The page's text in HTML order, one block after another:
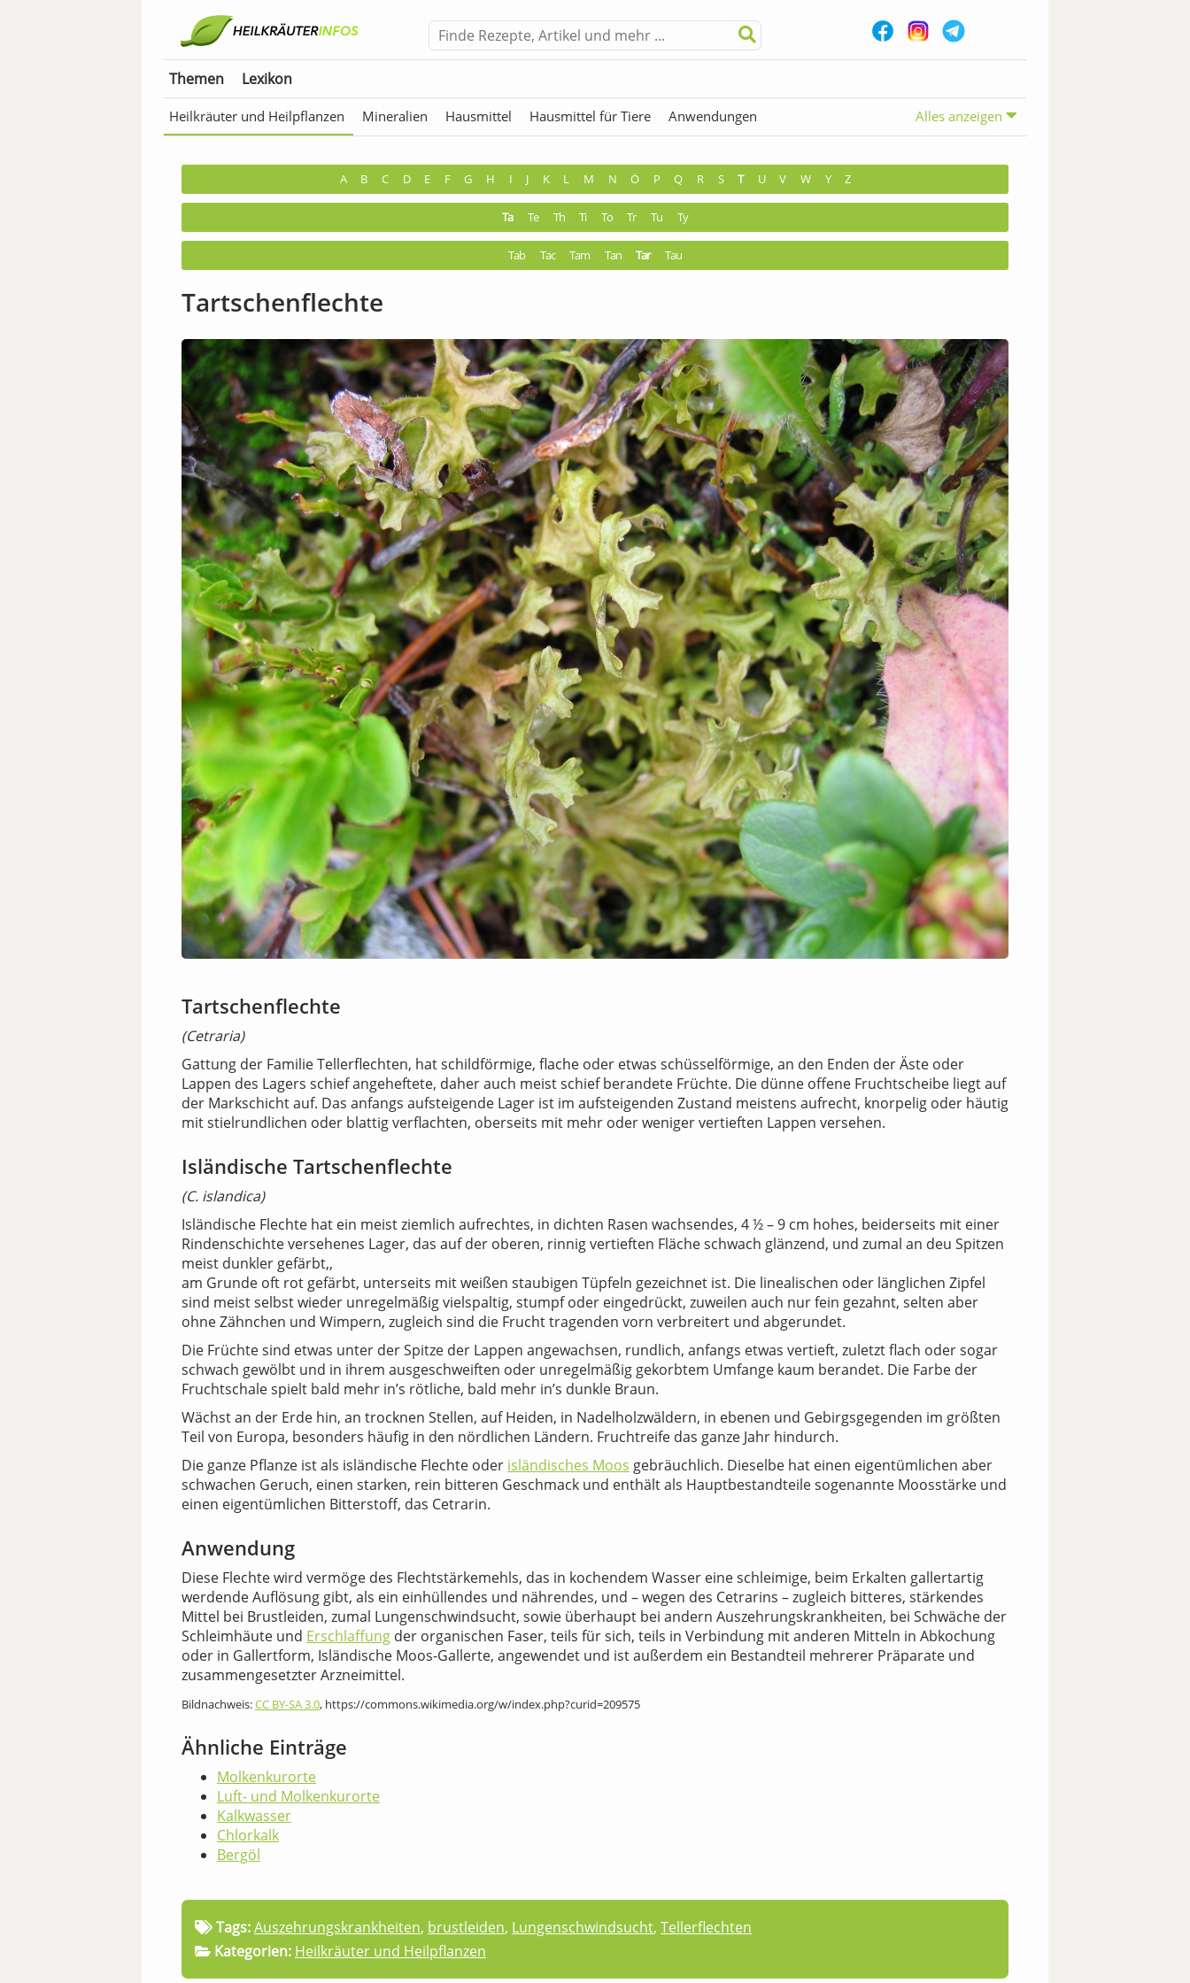
Themen Lexikon
Heilkräuter und Heilpflanzen Mineralien Hausmittel Hausmittel für Tiere Anwendungen Alles anzeigen
A B C D E F G H I J K L M N Ö P Q R S T U V W Y Z
Ta Te Th Ti To Tr Tu Ty
Tab Tac Tam Tan Tar Tau
Tartschenflechte
Tartschenflechte
(Cetraria)
Gattung der Familie Tellerflechten, hat schildförmige, flache oder etwas schüsselförmige, an den Enden der Äste oder
Lappen des Lagers schief angeheftete, daher auch meist schief berandete Früchte. Die dünne offene Fruchtscheibe liegt auf
der Markschicht auf. Das anfangs aufsteigende Lager ist im aufsteigenden Zustand meistens aufrecht, knorpelig oder häutig
mit stielrundlichen oder blattig verflachten, oberseits mit mehr oder weniger vertieften Lappen versehen.
Isländische Tartschenflechte
(C. islandica)
Isländische Flechte hat ein meist ziemlich aufrechtes, in dichten Rasen wachsendes, 4 ½ – 9 cm hohes, beiderseits mit einer
Rindenschichte versehenes Lager, das auf der oberen, rinnig vertieften Fläche schwach glänzend, und zumal an deu Spitzen
meist dunkler gefärbt,,
am Grunde oft rot gefärbt, unterseits mit weißen staubigen Tüpfeln gezeichnet ist. Die linealischen oder länglichen Zipfel
sind meist selbst wieder unregelmäßig vielspaltig, stumpf oder eingedrückt, zuweilen auch nur fein gezahnt, selten aber
ohne Zähnchen und Wimpern, zugleich sind die Frucht tragenden vorn verbreitert und abgerundet.
Die Früchte sind etwas unter der Spitze der Lappen angewachsen, rundlich, anfangs etwas vertieft, zuletzt flach oder sogar
schwach gewölbt und in ihrem ausgeschweiften oder unregelmäßig gekorbtem Umfange kaum berandet. Die Farbe der
Fruchtschale spielt bald mehr in’s rötliche, bald mehr in’s dunkle Braun.
Wächst an der Erde hin, an trocknen Stellen, auf Heiden, in Nadelholzwäldern, in ebenen und Gebirgsgegenden im größten
Teil von Europa, besonders häufig in den nördlichen Ländern. Fruchtreife das ganze Jahr hindurch.
Die ganze Pflanze ist als isländische Flechte oder isländisches Moos gebräuchlich. Dieselbe hat einen eigentümlichen aber
schwachen Geruch, einen starken, rein bitteren Geschmack und enthält als Hauptbestandteile sogenannte Moosstärke und
einen eigentümlichen Bitterstoff, das Cetrarin.
Anwendung
Diese Flechte wird vermöge des Flechtstärkemehls, das in kochendem Wasser eine schleimige, beim Erkalten gallertartig
werdende Auflösung gibt, als ein einhüllendes und nährendes, und – wegen des Cetrarins – zugleich bitteres, stärkendes
Mittel bei Brustleiden, zumal Lungenschwindsucht, sowie überhaupt bei andern Auszehrungskrankheiten, bei Schwäche der
Schleimhäute und Erschlaffung der organischen Faser, teils für sich, teils in Verbindung mit anderen Mitteln in Abkochung
oder in Gallertform, Isländische Moos-Gallerte, angewendet und ist außerdem ein Bestandteil mehrerer Präparate und
zusammengesetzter Arzneimittel.
Bildnachweis:CC BY-SA 3.0, https://commons.wikimedia.org/w/index.php?curid=209575
Ähnliche Einträge
Molkenkurorte
Luft- und Molkenkurorte
Kalkwasser
Chlorkalk
Bergöl
Tags:Auszehrungskrankheiten, brustleiden, Lungenschwindsucht, Tellerflechten
Kategorien: Heilkräuter und Heilpflanzen